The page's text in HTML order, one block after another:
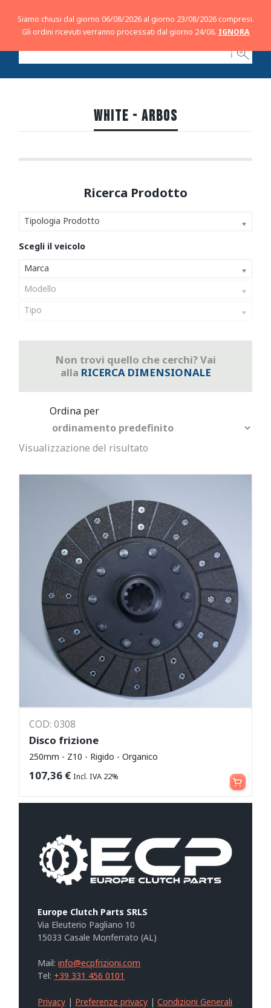
ℹ
WHITE - ARBOS
Tipologia Prodotto
Marca
Modello
Tipo
Non trovi quello che cerchi? Vai
alla RICERCA DIMENSIONALE
Visualizzazione del risultato
COD: 0308
Disco frizione
250mm - Z10 - Rigido - Organico
107,36 € Incl. IVA 22% Aggiungi al carrello
Europe Clutch Parts SRLS
Via Eleuterio Pagliano 10
15033 Casale Monferrato (AL)
Mail:info@ecpfrizioni.com
Tel: +39 331 456 0101
Privacy | Preferenze privacy |Condizioni Generali
Siamo chiusi dal giorno 06/08/2026 al giorno 23/08/2026 compresi.
Gli ordini ricevuti verranno processati dal giorno 24/08. IGNORA